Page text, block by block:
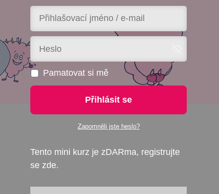
Pamatovat si mě
Přihlásit se
Zapomněli jste heslo?
Tento mini kurz je zDARma, registrujte
se zde.